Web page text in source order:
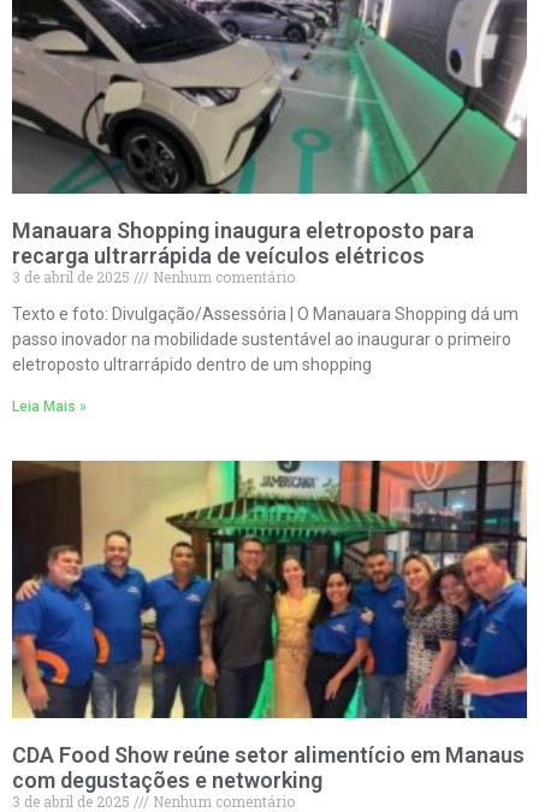
Manauara Shopping inaugura eletroposto para
recarga ultrarrápida de veículos elétricos
3 de abril de 2025
Nenhum comentário
Texto e foto: Divulgação/Assessória | O Manauara Shopping dá um
passo inovador na mobilidade sustentável ao inaugurar o primeiro
eletroposto ultrarrápido dentro de um shopping
Leia Mais »
CDA Food Show reúne setor alimentício em Manaus
com degustações e networking
3 de abril de 2025
Nenhum comentário